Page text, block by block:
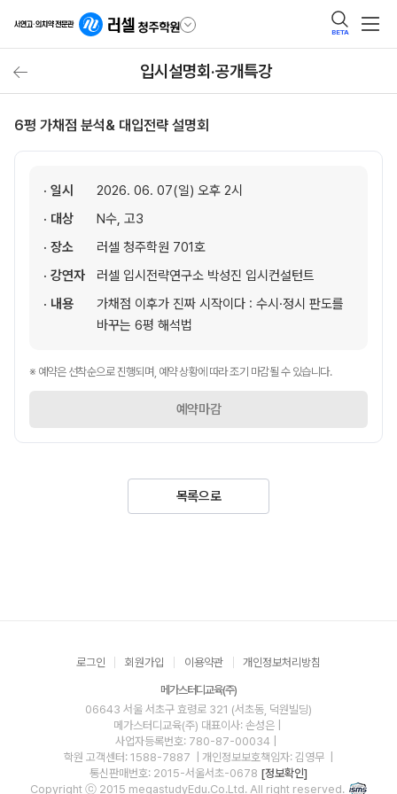
BETA
입시설명회·공개특강
6평 가채점 분석& 대입전략 설명회
· 일시
2026. 06. 07(일) 오후 2시
· 대상
N수, 고3
· 장소
러셀 청주학원 701호
· 강연자
러셀 입시전략연구소 박성진 입시컨설턴트
· 내용
가채점 이후가 진짜 시작이다 : 수시·정시 판도를
바꾸는 6평 해석법
※ 예약은 선착순으로 진행되며, 예약 상황에 따라 조기 마감될 수 있습니다.
예약마감
목록으로
로그인 회원가입 이용약관 개인정보처리방침
메가스터디교육(주)
06643 서울 서초구 효령로 321 (서초동, 덕원빌딩)
메가스터디교육(주) 대표이사: 손성은 |
사업자등록번호: 780-87-00034
학원 고객센터: 1588-7887
| 개인정보보호책임자: 김영무
통신판매번호: 2015-서울서초-0678 [정보확인]
Copyright ⓒ 2015 megastudyEdu.Co.Ltd. All right reserved.